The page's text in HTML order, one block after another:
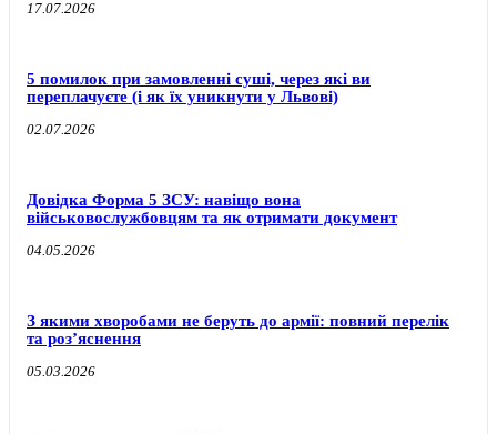
17.07.2026
5 помилок при замовленні суші, через які ви
переплачуєте (і як їх уникнути у Львові)
02.07.2026
Довідка Форма 5 ЗСУ: навіщо вона
військовослужбовцям та як отримати документ
04.05.2026
З якими хворобами не беруть до армії: повний перелік
та роз’яснення
05.03.2026